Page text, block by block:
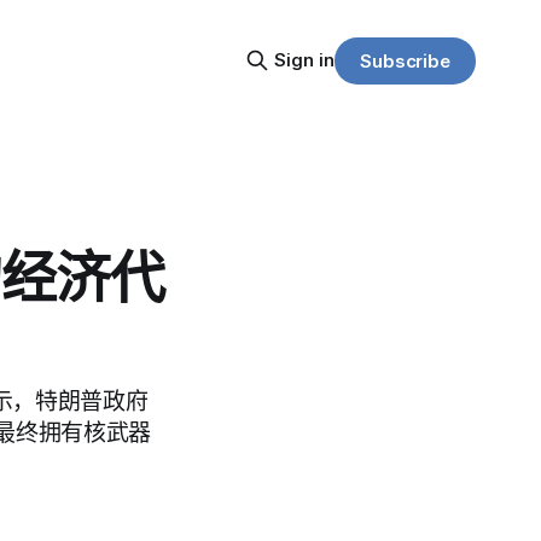
Sign in Subscribe
济代
，特朗普政府
终拥有核武器